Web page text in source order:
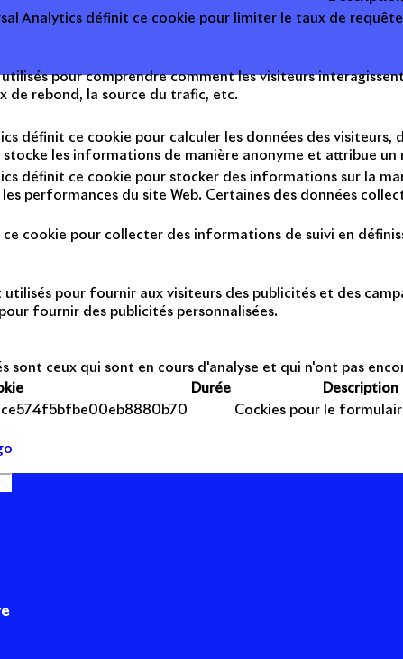
Analytics définit ce cookie pour limiter le taux de
pour comprendre comment les visiteurs
de rebond, la source du trafic, etc.
définit ce cookie pour calculer les données des
stocke les informations de manière anonyme et attribue
définit ce cookie pour stocker des informations sur la
performances du site Web. Certaines des données
cookie pour collecter des informations de suivi en
utilisés pour fournir aux visiteurs des publicités et des
fournir des publicités personnalisées.
sont ceux qui sont en cours d'analyse et qui n'ont pas
Durée
Description
Cockies pour le